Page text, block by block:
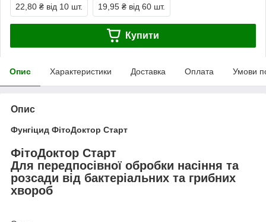
22,80 ₴ від 10 шт. 19,95 ₴ від 60 шт.
Купити
Опис Характеристики Доставка Оплата Умови
Опис
Фунгіцид ФітоДоктор Старт
ФітоДоктор Старт
Для передпосівної обробки насіння та
розсади від бактеріальних та грибних
хвороб